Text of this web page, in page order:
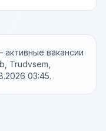
вакансии
Trudvsem,
03:45.